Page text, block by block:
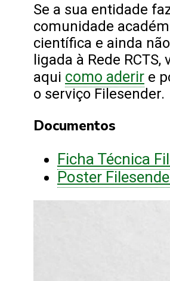
Se a sua entidade
comunidade
científica e ainda
ligada à Rede RCTS,
aqui como aderir e
o serviço Filesender.
Documentos
Ficha Técnica
Poster